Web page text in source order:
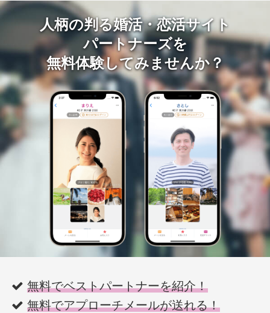
人柄の判る婚活・恋活サイト
パートナーズを
無料体験してみませんか？
無料でベストパートナーを紹介！
無料でアプローチメールが送れる！